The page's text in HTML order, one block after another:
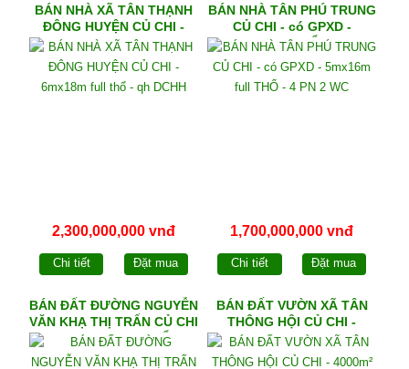
BÁN NHÀ XÃ TÂN THẠNH
ĐÔNG HUYỆN CỦ CHI -
6mx18m full thổ - qh DCHH
2,300,000,000 vnđ
Chi tiết Đặt mua
BÁN NHÀ TÂN PHÚ TRUNG
CỦ CHI - có GPXD -
5mx16m full THỔ - 4 PN 2
WC
1,700,000,000 vnđ
Chi tiết Đặt mua
BÁN ĐẤT ĐƯỜNG NGUYỄN
VĂN KHẠ THỊ TRẤN CỦ CHI
- 5mx20m full THỔ
BÁN ĐẤT VƯỜN XÃ TÂN
THÔNG HỘI CỦ CHI -
4000m²